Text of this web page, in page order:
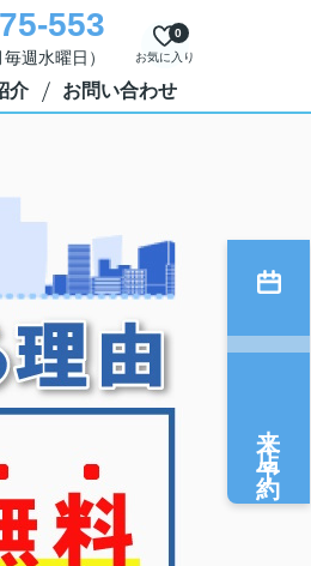
553
週水曜日） お気に入り
0
介 お問い合わせ
来店予約